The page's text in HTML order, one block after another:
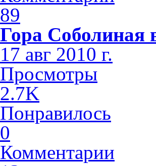
89
Гора Соболиная
17 авг 2010 г.
Просмотры
2.7K
Понравилось
0
Комментарии